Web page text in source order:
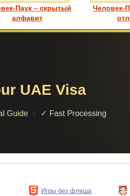
Паук – скрытый
алфавит
Человек-
Игры без флеша